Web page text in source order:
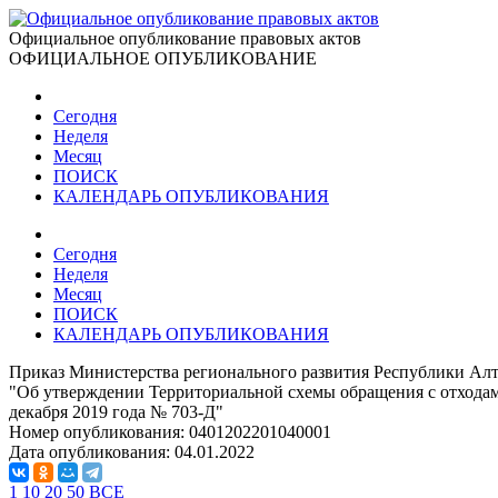
Официальное опубликование правовых актов
ОФИЦИАЛЬНОЕ ОПУБЛИКОВАНИЕ
Сегодня
Неделя
Месяц
ПОИСК
КАЛЕНДАРЬ ОПУБЛИКОВАНИЯ
Сегодня
Неделя
Месяц
ПОИСК
КАЛЕНДАРЬ ОПУБЛИКОВАНИЯ
Приказ Министерства регионального развития Республики
"Об утверждении Территориальной схемы обращения с
декабря 2019 года № 703-Д"
Номер опубликования: 0401202201040001
Дата опубликования: 04.01.2022
1 10 20 50 ВСЕ